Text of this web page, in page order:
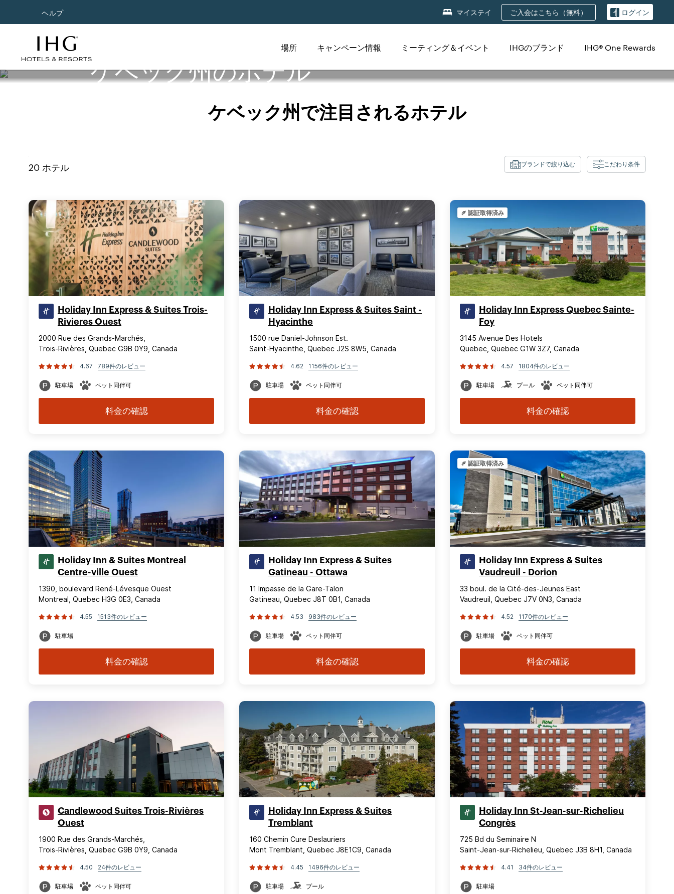
ヘルプ マイステイ ご入会はこちら（無料） ログイン
場所 キャンペーン情報 ミーティング＆イベント IHGのブランド IHG® One Rewards
ケベック州のホテル
ケベック州で注目されるホテル
20 ホテル ブランドで絞り込む こだわり条件
Holiday Inn Express & Suites Trois-
Rivieres Ouest
2000 Rue des Grands-Marchés,
Trois-Rivières, Quebec G9B 0Y9, Canada
4.67 789件のレビュー
駐車場 ペット同伴可
料金の確認
Holiday Inn Express & Suites Saint -
Hyacinthe
1500 rue Daniel-Johnson Est.
Saint-Hyacinthe, Quebec J2S 8W5, Canada
4.62 1156件のレビュー
駐車場 ペット同伴可
料金の確認
認証取得済み
Holiday Inn Express Quebec Sainte-
Foy
3145 Avenue Des Hotels
Quebec, Quebec G1W 3Z7, Canada
4.57 1804件のレビュー
駐車場 プール ペット同伴可
料金の確認
Holiday Inn & Suites Montreal
Centre-ville Ouest
1390, boulevard René-Lévesque Ouest
Montreal, Quebec H3G 0E3, Canada
4.55 1513件のレビュー
駐車場
料金の確認
Holiday Inn Express & Suites
Gatineau - Ottawa
11 Impasse de la Gare-Talon
Gatineau, Quebec J8T 0B1, Canada
4.53 983件のレビュー
駐車場 ペット同伴可
料金の確認
認証取得済み
Holiday Inn Express & Suites
Vaudreuil - Dorion
33 boul. de la Cité-des-Jeunes East
Vaudreuil, Quebec J7V 0N3, Canada
4.52 1170件のレビュー
駐車場 ペット同伴可
料金の確認
Candlewood Suites Trois-Rivières
Ouest
1900 Rue des Grands-Marchés,
Trois-Rivières, Quebec G9B 0Y9, Canada
4.50 24件のレビュー
駐車場 ペット同伴可
Holiday Inn Express & Suites
Tremblant
160 Chemin Cure Deslauriers
Mont Tremblant, Quebec J8E1C9, Canada
4.45 1496件のレビュー
駐車場 プール
Holiday Inn St-Jean-sur-Richelieu
Congrès
725 Bd du Seminaire N
Saint-Jean-sur-Richelieu, Quebec J3B 8H1, Canada
4.41 34件のレビュー
駐車場